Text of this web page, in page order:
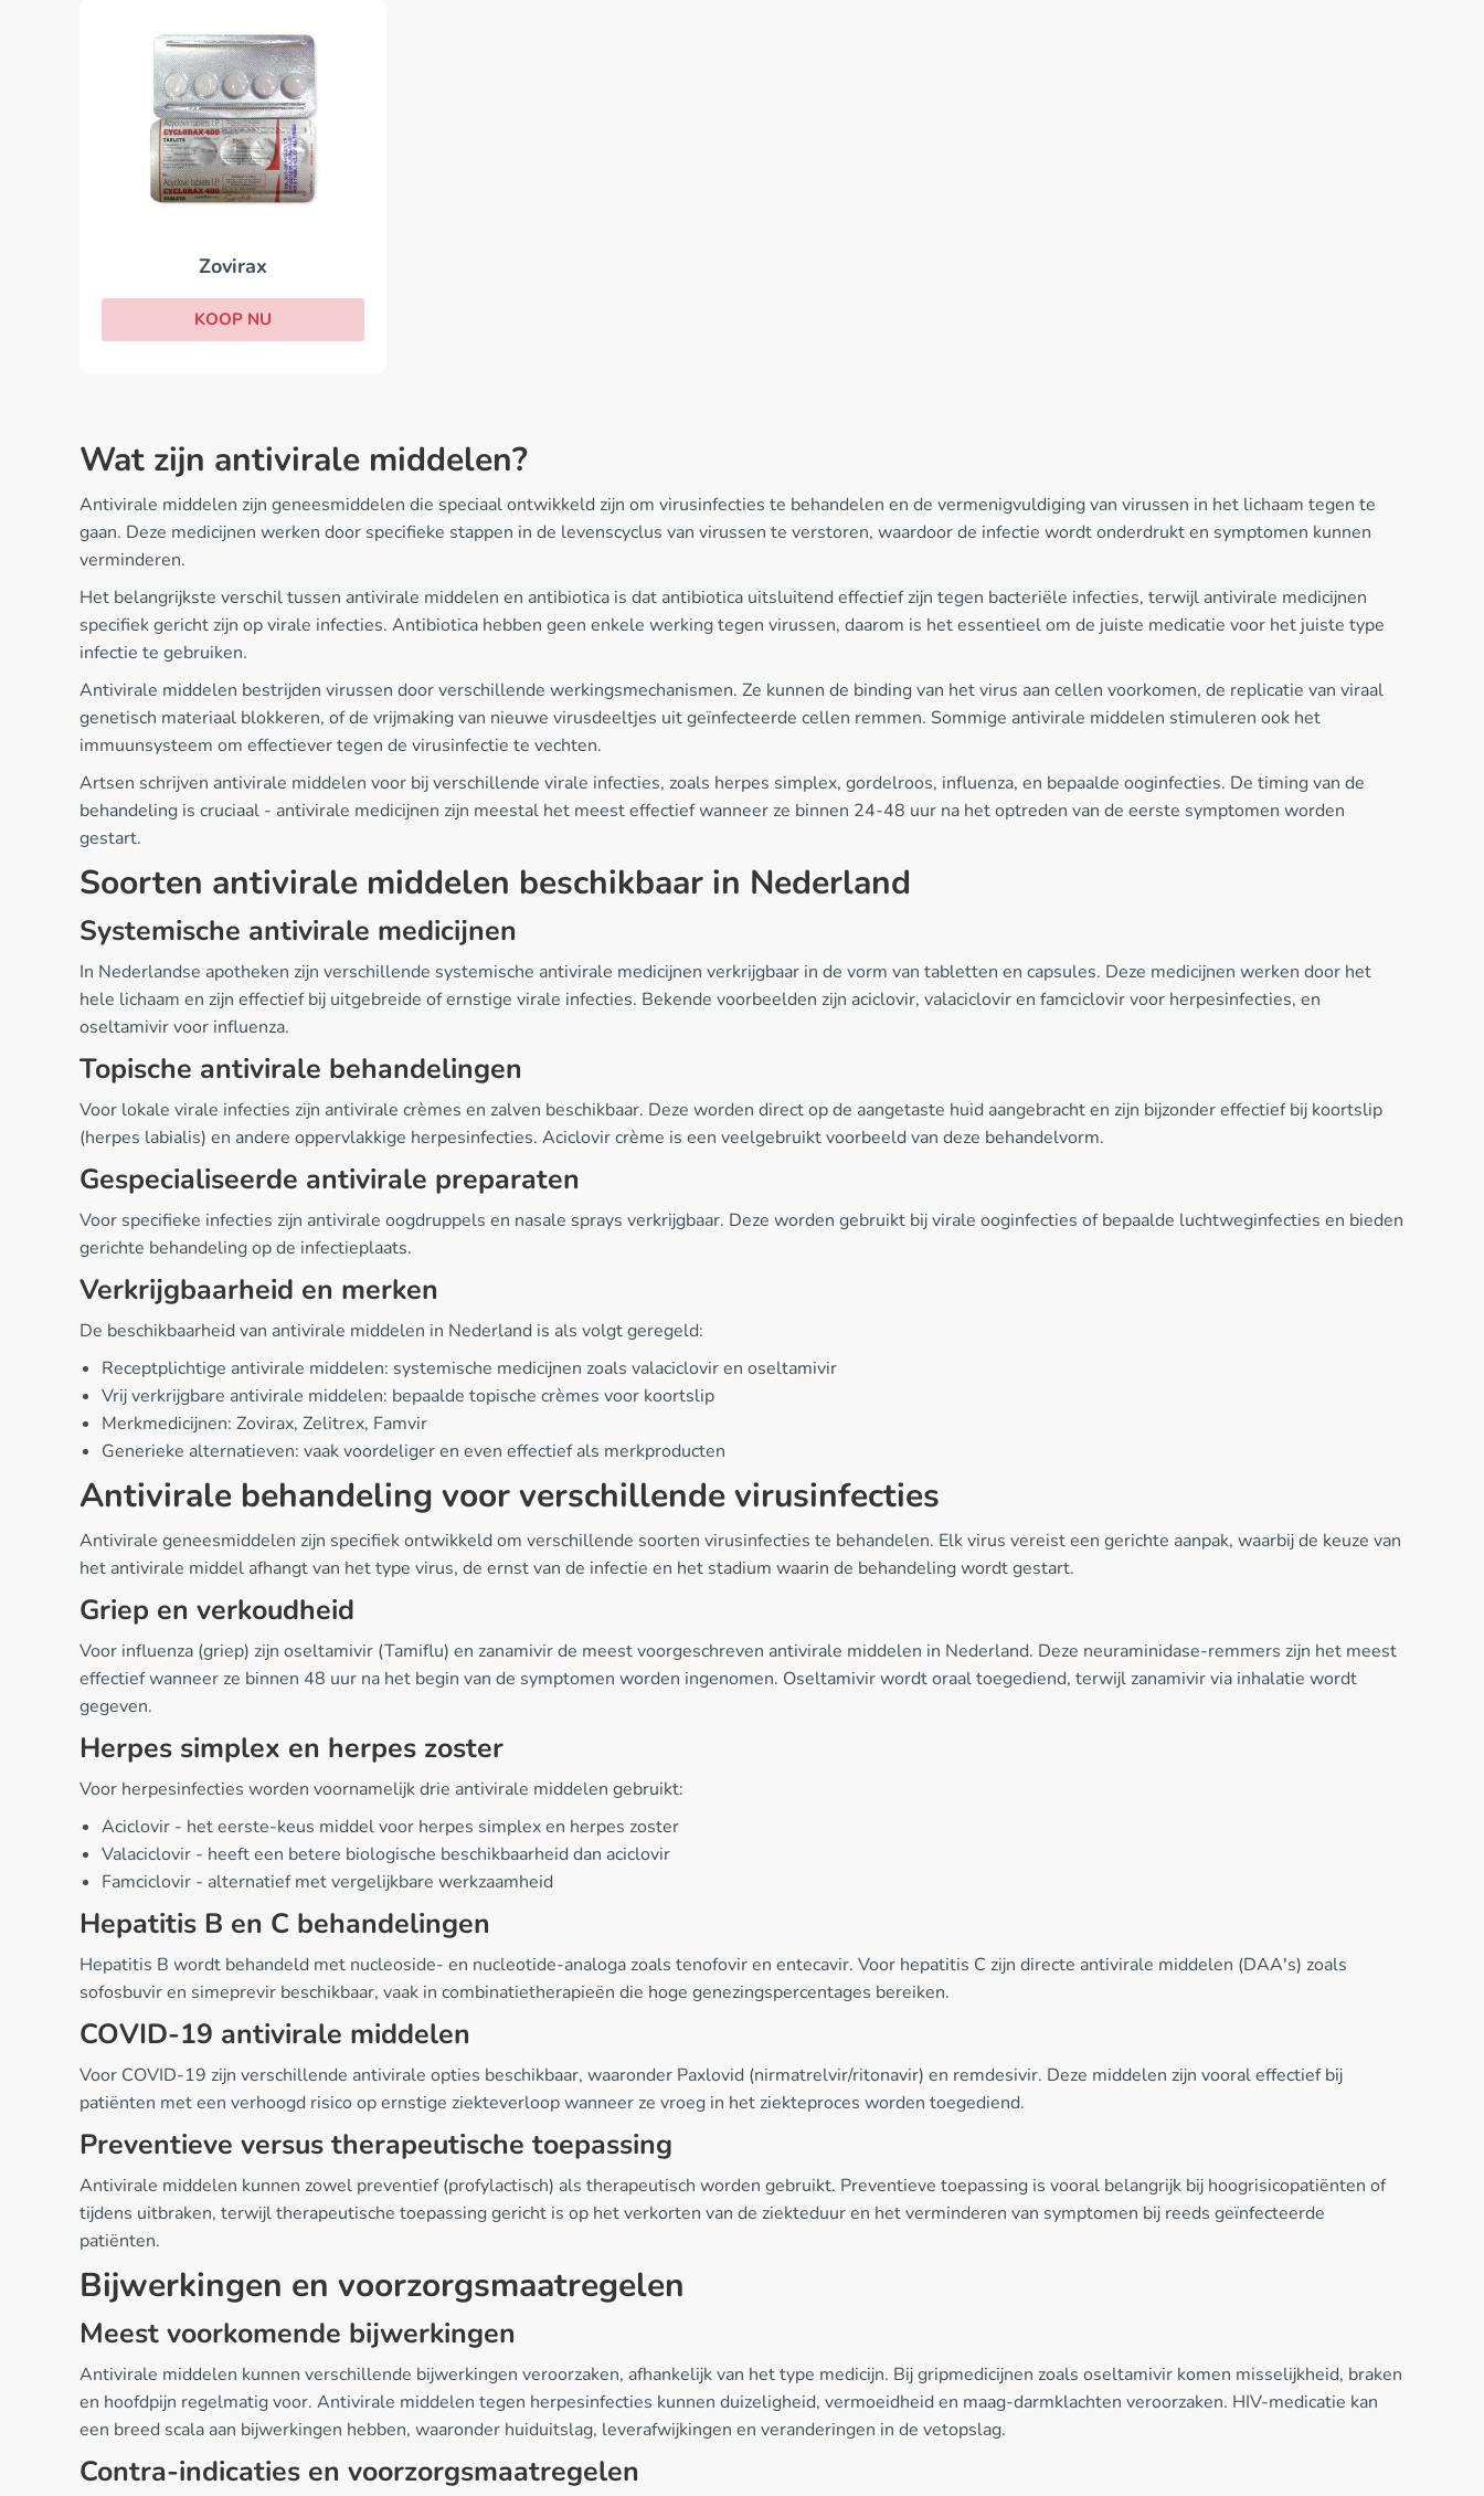
Zovirax
KOOP NU
Wat zijn antivirale middelen?
Antivirale middelen zijn geneesmiddelen die speciaal ontwikkeld zijn om virusinfecties te behandelen en de vermenigvuldiging van virussen in het lichaam tegen te
gaan. Deze medicijnen werken door specifieke stappen in de levenscyclus van virussen te verstoren, waardoor de infectie wordt onderdrukt en symptomen kunnen
verminderen.
Het belangrijkste verschil tussen antivirale middelen en antibiotica is dat antibiotica uitsluitend effectief zijn tegen bacteriële infecties, terwijl antivirale medicijnen
specifiek gericht zijn op virale infecties. Antibiotica hebben geen enkele werking tegen virussen, daarom is het essentieel om de juiste medicatie voor het juiste type
infectie te gebruiken.
Antivirale middelen bestrijden virussen door verschillende werkingsmechanismen. Ze kunnen de binding van het virus aan cellen voorkomen, de replicatie van viraal
genetisch materiaal blokkeren, of de vrijmaking van nieuwe virusdeeltjes uit geïnfecteerde cellen remmen. Sommige antivirale middelen stimuleren ook het
immuunsysteem om effectiever tegen de virusinfectie te vechten.
Artsen schrijven antivirale middelen voor bij verschillende virale infecties, zoals herpes simplex, gordelroos, influenza, en bepaalde ooginfecties. De timing van de
behandeling is cruciaal - antivirale medicijnen zijn meestal het meest effectief wanneer ze binnen 24-48 uur na het optreden van de eerste symptomen worden
gestart.
Soorten antivirale middelen beschikbaar in Nederland
Systemische antivirale medicijnen
In Nederlandse apotheken zijn verschillende systemische antivirale medicijnen verkrijgbaar in de vorm van tabletten en capsules. Deze medicijnen werken door het
hele lichaam en zijn effectief bij uitgebreide of ernstige virale infecties. Bekende voorbeelden zijn aciclovir, valaciclovir en famciclovir voor herpesinfecties, en
oseltamivir voor influenza.
Topische antivirale behandelingen
Voor lokale virale infecties zijn antivirale crèmes en zalven beschikbaar. Deze worden direct op de aangetaste huid aangebracht en zijn bijzonder effectief bij koortslip
(herpes labialis) en andere oppervlakkige herpesinfecties. Aciclovir crème is een veelgebruikt voorbeeld van deze behandelvorm.
Gespecialiseerde antivirale preparaten
Voor specifieke infecties zijn antivirale oogdruppels en nasale sprays verkrijgbaar. Deze worden gebruikt bij virale ooginfecties of bepaalde luchtweginfecties en bieden
gerichte behandeling op de infectieplaats.
Verkrijgbaarheid en merken
De beschikbaarheid van antivirale middelen in Nederland is als volgt geregeld:
Receptplichtige antivirale middelen: systemische medicijnen zoals valaciclovir en oseltamivir
Vrij verkrijgbare antivirale middelen: bepaalde topische crèmes voor koortslip
Merkmedicijnen: Zovirax, Zelitrex, Famvir
Generieke alternatieven: vaak voordeliger en even effectief als merkproducten
Antivirale behandeling voor verschillende virusinfecties
Antivirale geneesmiddelen zijn specifiek ontwikkeld om verschillende soorten virusinfecties te behandelen. Elk virus vereist een gerichte aanpak, waarbij de keuze van
het antivirale middel afhangt van het type virus, de ernst van de infectie en het stadium waarin de behandeling wordt gestart.
Griep en verkoudheid
Voor influenza (griep) zijn oseltamivir (Tamiflu) en zanamivir de meest voorgeschreven antivirale middelen in Nederland. Deze neuraminidase-remmers zijn het meest
effectief wanneer ze binnen 48 uur na het begin van de symptomen worden ingenomen. Oseltamivir wordt oraal toegediend, terwijl zanamivir via inhalatie wordt
gegeven.
Herpes simplex en herpes zoster
Voor herpesinfecties worden voornamelijk drie antivirale middelen gebruikt:
Aciclovir - het eerste-keus middel voor herpes simplex en herpes zoster
Valaciclovir - heeft een betere biologische beschikbaarheid dan aciclovir
Famciclovir - alternatief met vergelijkbare werkzaamheid
Hepatitis B en C behandelingen
Hepatitis B wordt behandeld met nucleoside- en nucleotide-analoga zoals tenofovir en entecavir. Voor hepatitis C zijn directe antivirale middelen (DAA's) zoals
sofosbuvir en simeprevir beschikbaar, vaak in combinatietherapieën die hoge genezingspercentages bereiken.
COVID-19 antivirale middelen
Voor COVID-19 zijn verschillende antivirale opties beschikbaar, waaronder Paxlovid (nirmatrelvir/ritonavir) en remdesivir. Deze middelen zijn vooral effectief bij
patiënten met een verhoogd risico op ernstige ziekteverloop wanneer ze vroeg in het ziekteproces worden toegediend.
Preventieve versus therapeutische toepassing
Antivirale middelen kunnen zowel preventief (profylactisch) als therapeutisch worden gebruikt. Preventieve toepassing is vooral belangrijk bij hoogrisicopatiënten of
tijdens uitbraken, terwijl therapeutische toepassing gericht is op het verkorten van de ziekteduur en het verminderen van symptomen bij reeds geïnfecteerde
patiënten.
Bijwerkingen en voorzorgsmaatregelen
Meest voorkomende bijwerkingen
Antivirale middelen kunnen verschillende bijwerkingen veroorzaken, afhankelijk van het type medicijn. Bij gripmedicijnen zoals oseltamivir komen misselijkheid, braken
en hoofdpijn regelmatig voor. Antivirale middelen tegen herpesinfecties kunnen duizeligheid, vermoeidheid en maag-darmklachten veroorzaken. HIV-medicatie kan
een breed scala aan bijwerkingen hebben, waaronder huiduitslag, leverafwijkingen en veranderingen in de vetopslag.
Contra-indicaties en voorzorgsmaatregelen